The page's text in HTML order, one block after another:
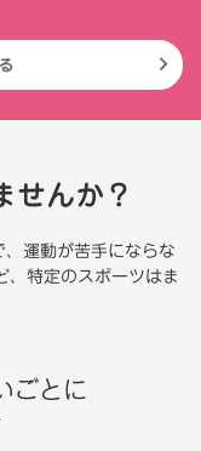
せんか？
、運動が苦手にならな
、特定のスポーツはま
ごとに